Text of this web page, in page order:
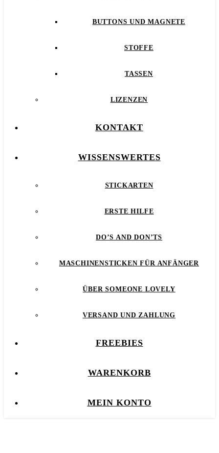
BUTTONS UND MAGNETE
STOFFE
TASSEN
LIZENZEN
KONTAKT
WISSENSWERTES
STICKARTEN
ERSTE HILFE
DO’S AND DON’TS
MASCHINENSTICKEN FÜR ANFÄNGER
ÜBER SOMEONE LOVELY
VERSAND UND ZAHLUNG
FREEBIES
WARENKORB
MEIN KONTO